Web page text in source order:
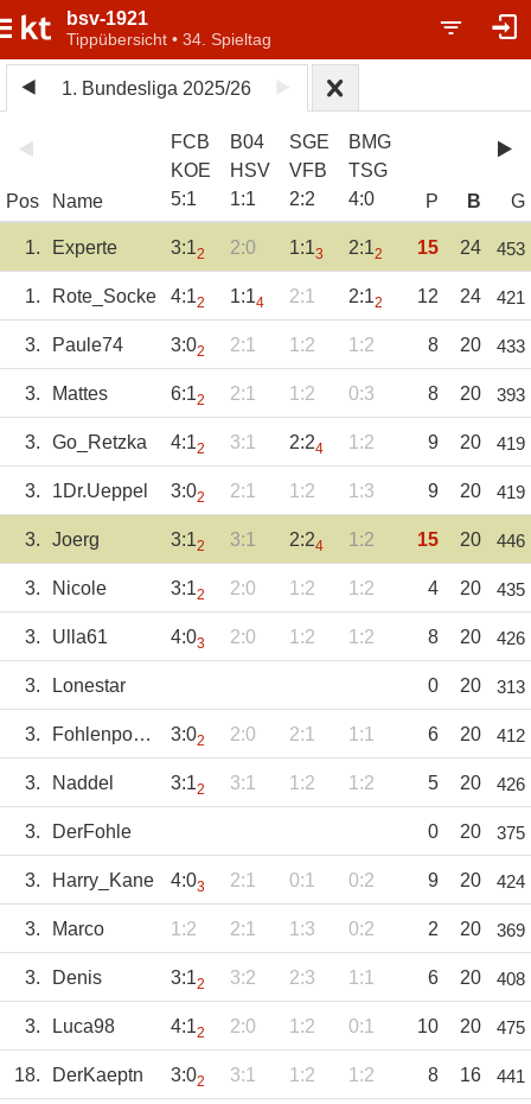
bsv-1921
Tippübersicht • 34. Spieltag
1. Bundesliga 2025/26
Pos Name
FCB
KOE
5:1
B04
HSV
1:1
SGE
VFB
2:2
BMG
TSG
4:0 P B G
1. Experte 3:12 2:0 1:13 2:12 15 24 453
1. Rote_Socke 4:12 1:14 2:1 2:12 12 24 421
3. Paule74 3:02 2:1 1:2 1:2 8 20 433
3. Mattes 6:12 2:1 1:2 0:3 8 20 393
3. Go_Retzka 4:12 3:1 2:24 1:2 9 20 419
3. 1Dr.Ueppel 3:02 2:1 1:2 1:3 9 20 419
3. Joerg 3:12 3:1 2:24 1:2 15 20 446
3. Nicole 3:12 2:0 1:2 1:2 4 20 435
3. Ulla61 4:03 2:0 1:2 1:2 8 20 426
3. Lonestar 0 20 313
3. Fohlenpower 3:02 2:0 2:1 1:1 6 20 412
3. Naddel 3:12 3:1 1:2 1:2 5 20 426
3. DerFohle 0 20 375
3. Harry_Kane 4:03 2:1 0:1 0:2 9 20 424
3. Marco 1:2 2:1 1:3 0:2 2 20 369
3. Denis 3:12 3:2 2:3 1:1 6 20 408
3. Luca98 4:12 2:0 1:2 0:1 10 20 475
18. DerKaeptn 3:02 3:1 1:2 1:2 8 16 441